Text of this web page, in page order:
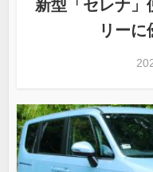
新型「セレナ」
リーに